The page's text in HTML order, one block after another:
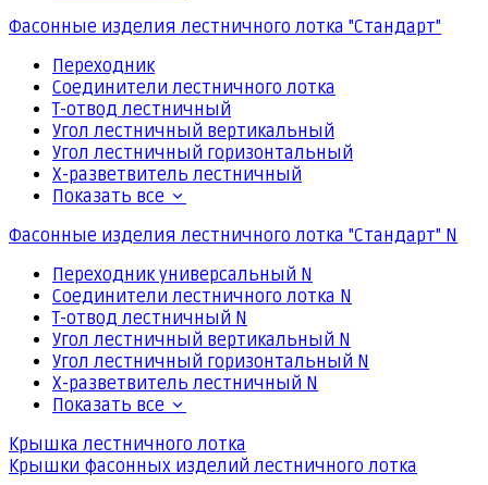
Фасонные изделия лестничного лотка "Стандарт"
Переходник
Соединители лестничного лотка
Т-отвод лестничный
Угол лестничный вертикальный
Угол лестничный горизонтальный
Х-разветвитель лестничный
Показать все
Фасонные изделия лестничного лотка "Стандарт" N
Переходник универсальный N
Соединители лестничного лотка N
Т-отвод лестничный N
Угол лестничный вертикальный N
Угол лестничный горизонтальный N
Х-разветвитель лестничный N
Показать все
Крышка лестничного лотка
Крышки фасонных изделий лестничного лотка